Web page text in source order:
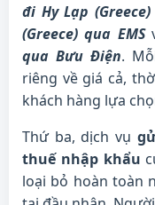
đi Hy Lạp
(Greece) qua EMS
qua Bưu Điện.
riêng về giá cả,
khách hàng lựa
Thứ ba, dịch vụ
thuế nhập khẩu
loại bỏ hoàn toàn